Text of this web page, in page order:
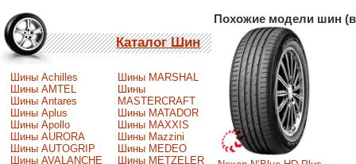
Каталог Шин
Шины Achilles
Шины AMTEL
Шины Antares
Шины Aplus
Шины Apollo
Шины AURORA
Шины AUTOGRIP
Шины AVALANCHE
Шины MARSHAL
Шины
MASTERCRAFT
Шины MATADOR
Шины MAXXIS
Шины Mazzini
Шины MEDEO
Шины METZELER
Похожие модели шин